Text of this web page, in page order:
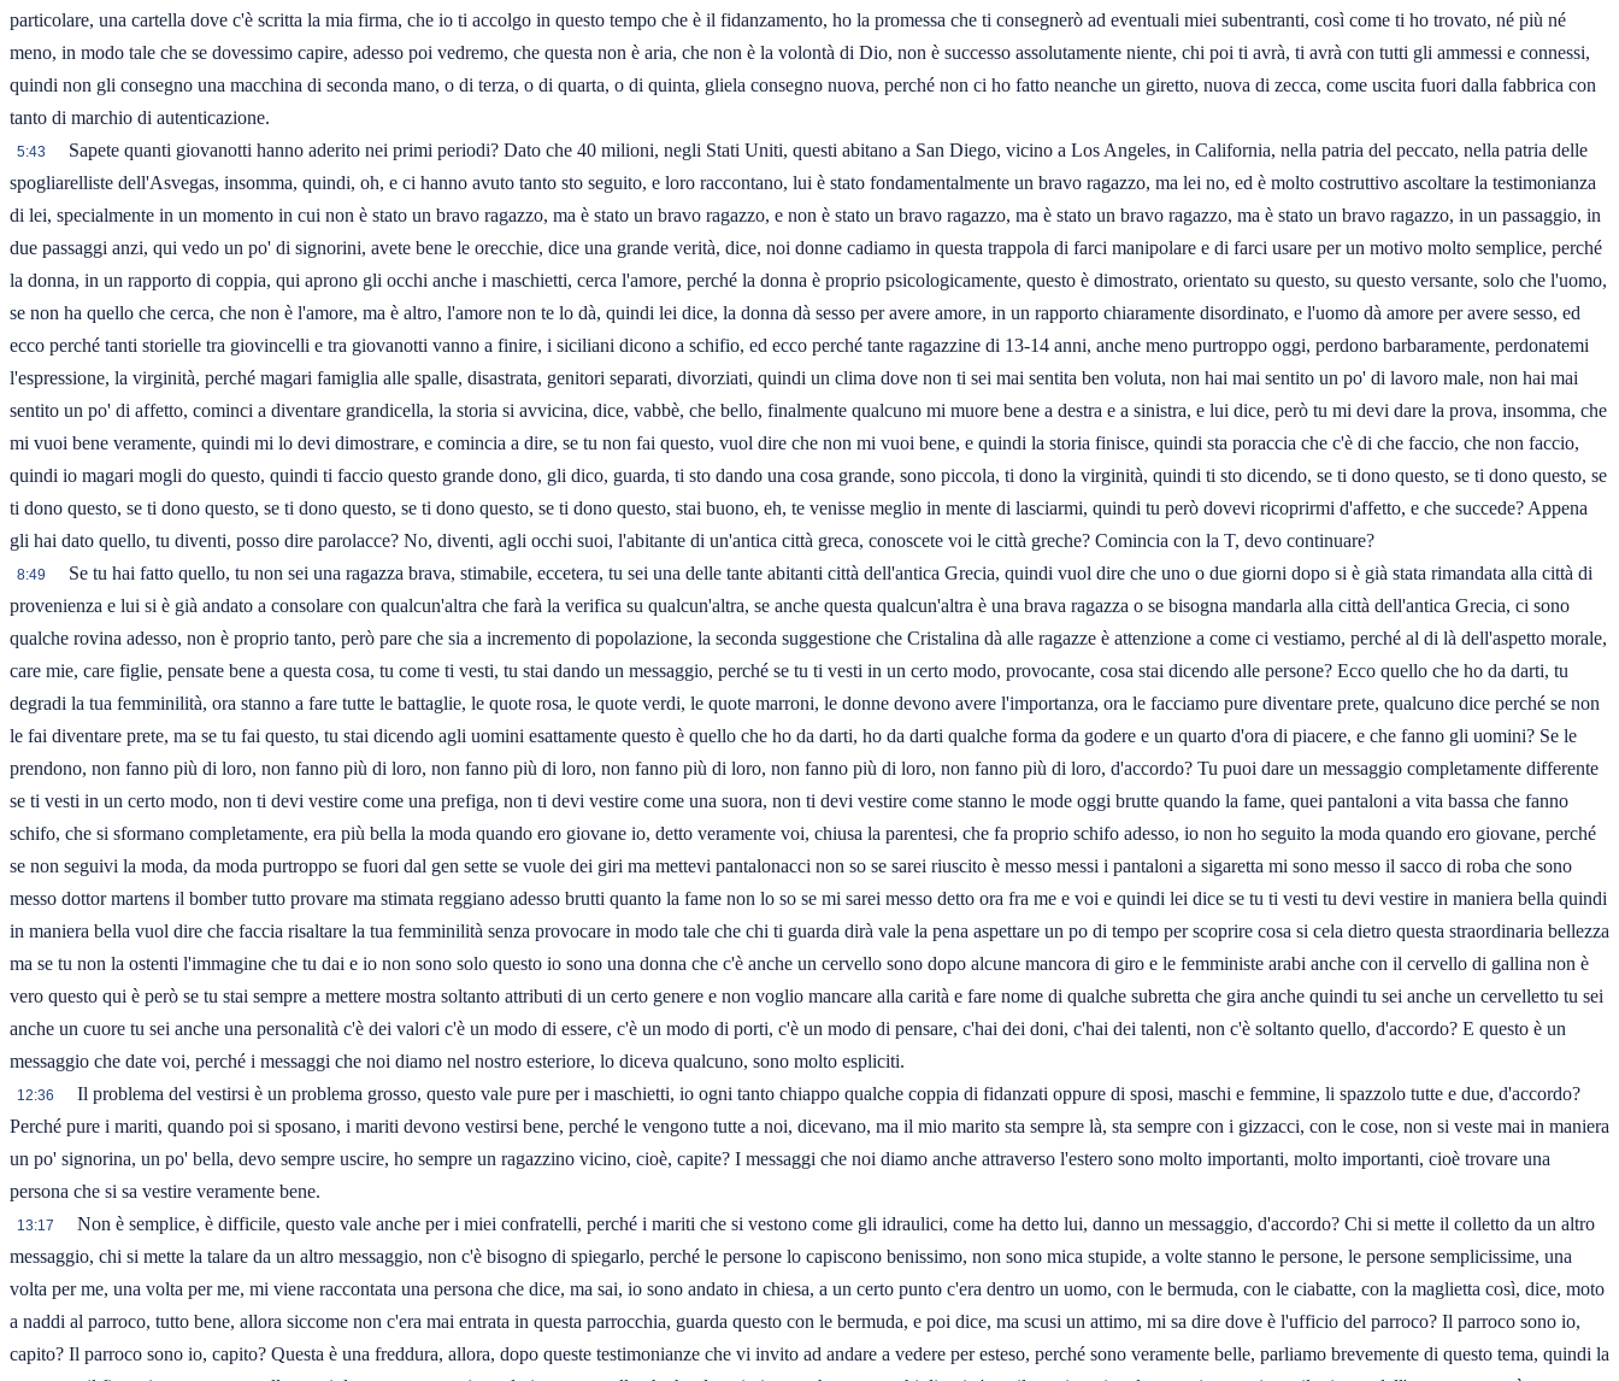
particolare, una cartella dove c'è scritta la mia firma, che io ti accolgo in questo tempo che è il fidanzamento, ho la promessa che ti consegnerò ad eventuali miei subentranti, così come ti ho trovato, né più né
meno, in modo tale che se dovessimo capire, adesso poi vedremo, che questa non è aria, che non è la volontà di Dio, non è successo assolutamente niente, chi poi ti avrà, ti avrà con tutti gli ammessi e connessi,
quindi non gli consegno una macchina di seconda mano, o di terza, o di quarta, o di quinta, gliela consegno nuova, perché non ci ho fatto neanche un giretto, nuova di zecca, come uscita fuori dalla fabbrica con
tanto di marchio di autenticazione.
5:43
Sapete quanti giovanotti hanno aderito nei primi periodi? Dato che 40 milioni, negli Stati Uniti, questi abitano a San Diego, vicino a Los Angeles, in California, nella patria del peccato, nella patria delle
spogliarelliste dell'Asvegas, insomma, quindi, oh, e ci hanno avuto tanto sto seguito, e loro raccontano, lui è stato fondamentalmente un bravo ragazzo, ma lei no, ed è molto costruttivo ascoltare la testimonianza
di lei, specialmente in un momento in cui non è stato un bravo ragazzo, ma è stato un bravo ragazzo, e non è stato un bravo ragazzo, ma è stato un bravo ragazzo, ma è stato un bravo ragazzo, in un passaggio, in
due passaggi anzi, qui vedo un po' di signorini, avete bene le orecchie, dice una grande verità, dice, noi donne cadiamo in questa trappola di farci manipolare e di farci usare per un motivo molto semplice, perché
la donna, in un rapporto di coppia, qui aprono gli occhi anche i maschietti, cerca l'amore, perché la donna è proprio psicologicamente, questo è dimostrato, orientato su questo, su questo versante, solo che l'uomo,
se non ha quello che cerca, che non è l'amore, ma è altro, l'amore non te lo dà, quindi lei dice, la donna dà sesso per avere amore, in un rapporto chiaramente disordinato, e l'uomo dà amore per avere sesso, ed
ecco perché tanti storielle tra giovincelli e tra giovanotti vanno a finire, i siciliani dicono a schifio, ed ecco perché tante ragazzine di 13-14 anni, anche meno purtroppo oggi, perdono barbaramente, perdonatemi
l'espressione, la virginità, perché magari famiglia alle spalle, disastrata, genitori separati, divorziati, quindi un clima dove non ti sei mai sentita ben voluta, non hai mai sentito un po' di lavoro male, non hai mai
sentito un po' di affetto, cominci a diventare grandicella, la storia si avvicina, dice, vabbè, che bello, finalmente qualcuno mi muore bene a destra e a sinistra, e lui dice, però tu mi devi dare la prova, insomma, che
mi vuoi bene veramente, quindi mi lo devi dimostrare, e comincia a dire, se tu non fai questo, vuol dire che non mi vuoi bene, e quindi la storia finisce, quindi sta poraccia che c'è di che faccio, che non faccio,
quindi io magari mogli do questo, quindi ti faccio questo grande dono, gli dico, guarda, ti sto dando una cosa grande, sono piccola, ti dono la virginità, quindi ti sto dicendo, se ti dono questo, se ti dono questo, se
ti dono questo, se ti dono questo, se ti dono questo, se ti dono questo, se ti dono questo, stai buono, eh, te venisse meglio in mente di lasciarmi, quindi tu però dovevi ricoprirmi d'affetto, e che succede? Appena
gli hai dato quello, tu diventi, posso dire parolacce? No, diventi, agli occhi suoi, l'abitante di un'antica città greca, conoscete voi le città greche? Comincia con la T, devo continuare?
8:49
Se tu hai fatto quello, tu non sei una ragazza brava, stimabile, eccetera, tu sei una delle tante abitanti città dell'antica Grecia, quindi vuol dire che uno o due giorni dopo si è già stata rimandata alla città di
provenienza e lui si è già andato a consolare con qualcun'altra che farà la verifica su qualcun'altra, se anche questa qualcun'altra è una brava ragazza o se bisogna mandarla alla città dell'antica Grecia, ci sono
qualche rovina adesso, non è proprio tanto, però pare che sia a incremento di popolazione, la seconda suggestione che Cristalina dà alle ragazze è attenzione a come ci vestiamo, perché al di là dell'aspetto morale,
care mie, care figlie, pensate bene a questa cosa, tu come ti vesti, tu stai dando un messaggio, perché se tu ti vesti in un certo modo, provocante, cosa stai dicendo alle persone? Ecco quello che ho da darti, tu
degradi la tua femminilità, ora stanno a fare tutte le battaglie, le quote rosa, le quote verdi, le quote marroni, le donne devono avere l'importanza, ora le facciamo pure diventare prete, qualcuno dice perché se non
le fai diventare prete, ma se tu fai questo, tu stai dicendo agli uomini esattamente questo è quello che ho da darti, ho da darti qualche forma da godere e un quarto d'ora di piacere, e che fanno gli uomini? Se le
prendono, non fanno più di loro, non fanno più di loro, non fanno più di loro, non fanno più di loro, non fanno più di loro, non fanno più di loro, d'accordo? Tu puoi dare un messaggio completamente differente
se ti vesti in un certo modo, non ti devi vestire come una prefiga, non ti devi vestire come una suora, non ti devi vestire come stanno le mode oggi brutte quando la fame, quei pantaloni a vita bassa che fanno
schifo, che si sformano completamente, era più bella la moda quando ero giovane io, detto veramente voi, chiusa la parentesi, che fa proprio schifo adesso, io non ho seguito la moda quando ero giovane, perché
se non seguivi la moda, da moda purtroppo se fuori dal gen sette se vuole dei giri ma mettevi pantalonacci non so se sarei riuscito è messo messi i pantaloni a sigaretta mi sono messo il sacco di roba che sono
messo dottor martens il bomber tutto provare ma stimata reggiano adesso brutti quanto la fame non lo so se mi sarei messo detto ora fra me e voi e quindi lei dice se tu ti vesti tu devi vestire in maniera bella quindi
in maniera bella vuol dire che faccia risaltare la tua femminilità senza provocare in modo tale che chi ti guarda dirà vale la pena aspettare un po di tempo per scoprire cosa si cela dietro questa straordinaria bellezza
ma se tu non la ostenti l'immagine che tu dai e io non sono solo questo io sono una donna che c'è anche un cervello sono dopo alcune mancora di giro e le femministe arabi anche con il cervello di gallina non è
vero questo qui è però se tu stai sempre a mettere mostra soltanto attributi di un certo genere e non voglio mancare alla carità e fare nome di qualche subretta che gira anche quindi tu sei anche un cervelletto tu sei
anche un cuore tu sei anche una personalità c'è dei valori c'è un modo di essere, c'è un modo di porti, c'è un modo di pensare, c'hai dei doni, c'hai dei talenti, non c'è soltanto quello, d'accordo? E questo è un
messaggio che date voi, perché i messaggi che noi diamo nel nostro esteriore, lo diceva qualcuno, sono molto espliciti.
12:36
Il problema del vestirsi è un problema grosso, questo vale pure per i maschietti, io ogni tanto chiappo qualche coppia di fidanzati oppure di sposi, maschi e femmine, li spazzolo tutte e due, d'accordo?
Perché pure i mariti, quando poi si sposano, i mariti devono vestirsi bene, perché le vengono tutte a noi, dicevano, ma il mio marito sta sempre là, sta sempre con i gizzacci, con le cose, non si veste mai in maniera
un po' signorina, un po' bella, devo sempre uscire, ho sempre un ragazzino vicino, cioè, capite? I messaggi che noi diamo anche attraverso l'estero sono molto importanti, molto importanti, cioè trovare una
persona che si sa vestire veramente bene.
13:17
Non è semplice, è difficile, questo vale anche per i miei confratelli, perché i mariti che si vestono come gli idraulici, come ha detto lui, danno un messaggio, d'accordo? Chi si mette il colletto da un altro
messaggio, chi si mette la talare da un altro messaggio, non c'è bisogno di spiegarlo, perché le persone lo capiscono benissimo, non sono mica stupide, a volte stanno le persone, le persone semplicissime, una
volta per me, una volta per me, mi viene raccontata una persona che dice, ma sai, io sono andato in chiesa, a un certo punto c'era dentro un uomo, con le bermuda, con le ciabatte, con la maglietta così, dice, moto
a naddi al parroco, tutto bene, allora siccome non c'era mai entrata in questa parrocchia, guarda questo con le bermuda, e poi dice, ma scusi un attimo, mi sa dire dove è l'ufficio del parroco? Il parroco sono io,
capito? Il parroco sono io, capito? Questa è una freddura, allora, dopo queste testimonianze che vi invito ad andare a vedere per esteso, perché sono veramente belle, parliamo brevemente di questo tema, quindi la